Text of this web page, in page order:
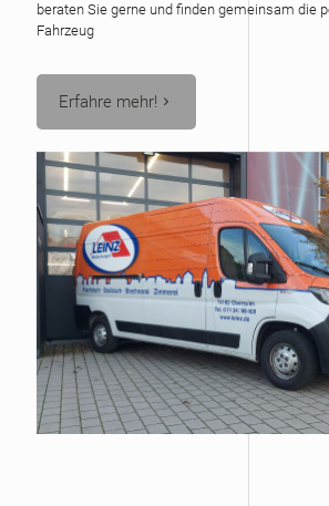
beraten Sie gerne und finden gemeinsam die
Fahrzeug
Erfahre mehr!